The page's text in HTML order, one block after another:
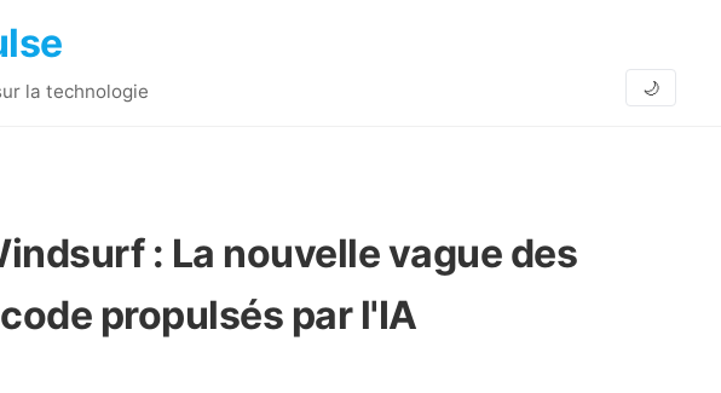
la technologie 🌙
: La nouvelle vague des
propulsés par l'IA